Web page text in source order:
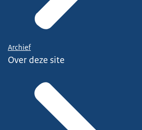
Archief
Over deze site